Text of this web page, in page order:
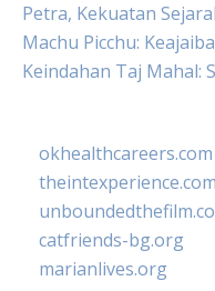
Petra, Kekuatan
Machu Picchu:
Keindahan Taj Mahal:
okhealthcareers.com
theintexperience.com
catfriends-bg.org
marianlives.org